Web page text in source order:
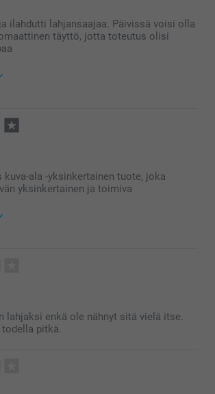
ilahdutti lahjansaajaa. Päivissä voisi olla
täyttö, jotta toteutus olisi
todella paljon! On ihana kuulla, että
😊
kiitoksin,
ala -yksinkertainen tuote, joka
yksinkertainen ja toimiva
5 tähdestä ja palautteesta, se on
tärkeää. Kiva että pidät
on se ihana tuote koota parhaat
vuodesta ja suunnitella tulevaa.
kiitoksin,
lahjaksi enkä ole nähnyt sitä vielä itse.
pitkä.